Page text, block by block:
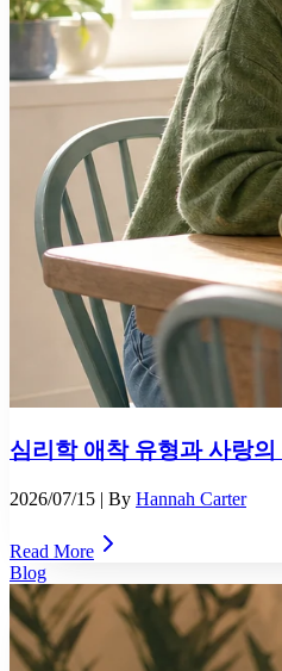
심리학 애착 유형과 사랑
2026/07/15 | By Hannah Carter
Read More
Blog